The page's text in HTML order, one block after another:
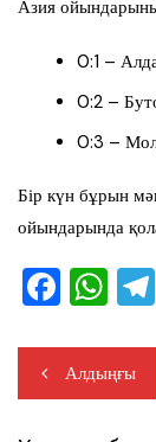
Азия
0:1 –
0:2 –
0:3 –
Бір күн бұрын
ойындарында
F
c
e
W
at
s
Жазба
Алдыңғы